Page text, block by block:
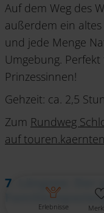
Erlebnisse
Auf dem Weg des
außerdem ein
und jede Menge
Umgebung.
Prinzessinnen!
Gehzeit: ca. 2,5
Zum Rundweg
auf
7. Längsee: Der